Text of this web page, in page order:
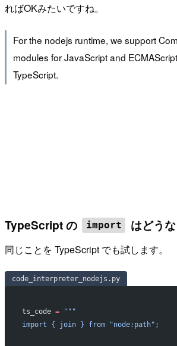
ればOKみたいですね。
For the nodejs runtime, we support
modules for JavaScript and
TypeScript.
TypeScript の import はどう
同じことを TypeScript でも試します。
code_interpreter_nodejs.py
ts_code = """
import { join } from "node:path";